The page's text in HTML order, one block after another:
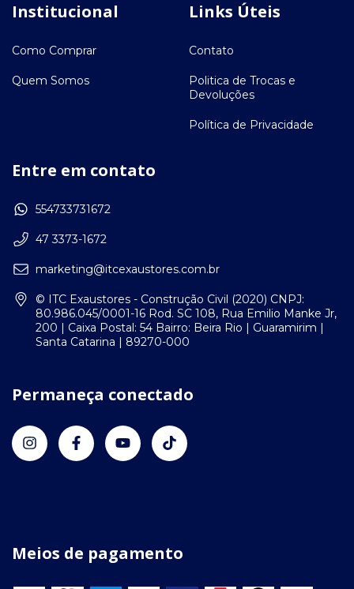
Institucional
Como Comprar
Quem Somos
Links Úteis
Contato
Politica de Trocas e
Devoluções
Política de Privacidade
Entre em contato
554733731672
47 3373-1672
marketing@itcexaustores.com.br
© ITC Exaustores - Construção Civil (2020) CNPJ:
80.986.045/0001-16 Rod. SC 108, Rua Emilio Manke Jr,
200 | Caixa Postal: 54 Bairro: Beira Rio | Guaramirim |
Santa Catarina | 89270-000
Permaneça conectado
Meios de pagamento